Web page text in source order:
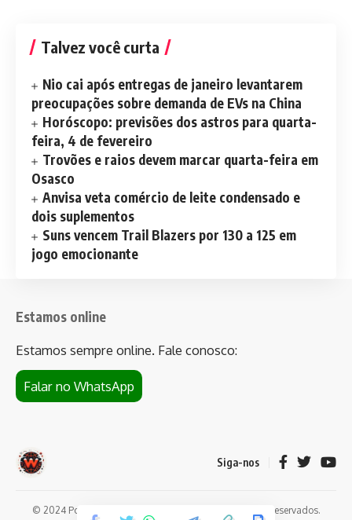
Talvez você curta
Nio cai após entregas de janeiro levantarem
preocupações sobre demanda de EVs na China
Horóscopo: previsões dos astros para quarta-
feira, 4 de fevereiro
Trovões e raios devem marcar quarta-feira em
Osasco
Anvisa veta comércio de leite condensado e
dois suplementos
Suns vencem Trail Blazers por 130 a 125 em
jogo emocionante
Estamos online
Estamos sempre online. Fale conosco:
Falar no WhatsApp
Siga-nos
© 2024 Portal de notícias Web Flush. Todos os direitos reservados.